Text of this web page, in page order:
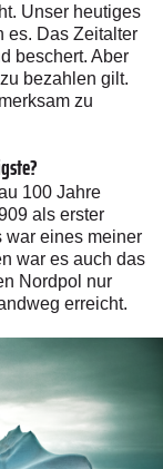
Unser heutiges
es. Das Zeitalter
beschert. Aber
bezahlen gilt.
zu
100 Jahre
als erster
war eines meiner
war es auch das
Nordpol nur
erreicht.